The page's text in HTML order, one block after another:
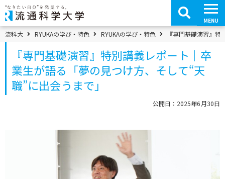
コ
ン
テ
ン
ツ
へ
移
MENU
パンくずメニュー
流科大 RYUKAの学び・特色 RYUKAの学び・特色 『専門基礎演習』
『専門基礎演習』特別講義レポート｜卒
業生が語る「夢の見つけ方、そして“天
職”に出会うまで」
公開日：2025年6月30日